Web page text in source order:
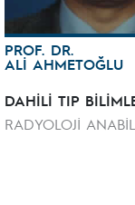
PROF. DR.
ALİ AHMETOĞLU
DAHİLİ TIP
RADYOLOJİ